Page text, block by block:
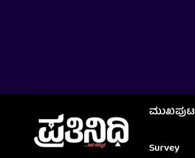
ಮುಖಪುಟ
Survey